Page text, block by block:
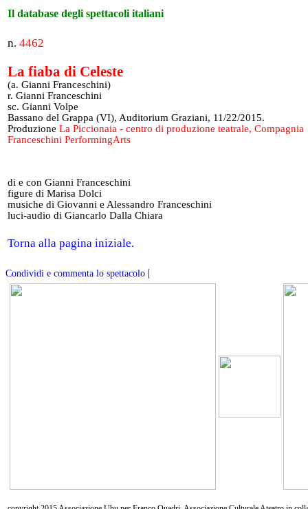
Il database degli spettacoli italiani
n. 4462
La fiaba di Celeste
(a. Gianni Franceschini)
r. Gianni Franceschini
sc. Gianni Volpe
Bassano del Grappa (VI), Auditorium Graziani, 11/22/2015.
Produzione La Piccionaia - centro di produzione teatrale, Compagnia
Franceschini PerformingArts
di e con Gianni Franceschini
figure di Marisa Dolci
musiche di Giovanni e Alessandro Franceschini
luci-audio di Giancarlo Dalla Chiara
Torna alla pagina iniziale.
Condividi e commenta lo spettacolo |